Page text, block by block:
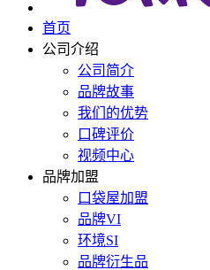
首页
公司介绍
公司简介
品牌故事
我们的优势
口碑评价
视频中心
品牌加盟
口袋屋加盟
品牌VI
环境SI
品牌衍生品